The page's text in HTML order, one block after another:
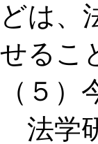
どは、
せるこ
（５）
法学